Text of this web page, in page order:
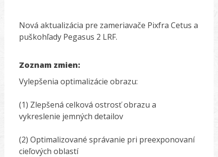
Nová aktualizácia pre zameriavače Pixfra Cetus a
puškohľady Pegasus 2 LRF.
Zoznam zmien:
Vylepšenia optimalizácie obrazu:
(1) Zlepšená celková ostrosť obrazu a
vykreslenie jemných detailov
(2) Optimalizované správanie pri preexponovaní
cieľových oblastí